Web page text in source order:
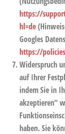
https://
hl=de
Googles
https://
Widerspruch
auf Ihrer
indem Sie in
akzeptieren“
haben. Sie